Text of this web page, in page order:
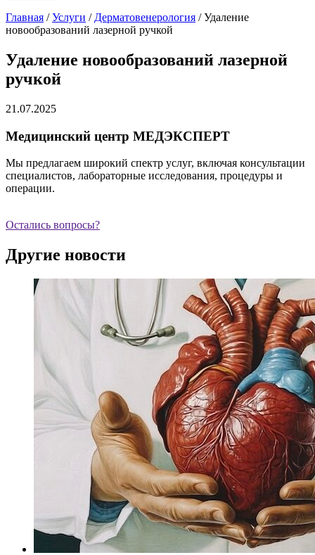
Главная /Услуги / Дерматовенерология /Удаление
новообразований лазерной ручкой
Удаление новообразований лазерной
ручкой
21.07.2025
Медицинский центр МЕДЭКСПЕРТ
Мы предлагаем широкий спектр услуг, включая консультации
специалистов, лабораторные исследования, процедуры и
операции.
Остались вопросы?
Другие новости